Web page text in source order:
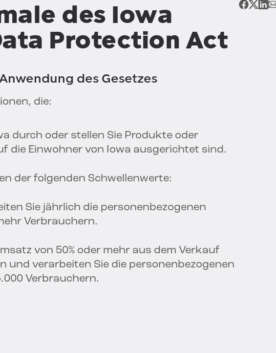
des Iowa
Protection Act
des Gesetzes
die:
durch oder stellen Sie Produkte oder
die Einwohner von Iowa ausgerichtet sind.
der folgenden Schwellenwerte:
Sie jährlich die personenbezogenen
Verbrauchern.
von 50% oder mehr aus dem Verkauf
und verarbeiten Sie die personenbezogenen
Verbrauchern.